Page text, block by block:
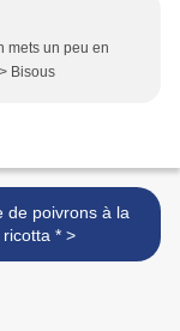
mets un peu en
Bisous
de poivrons à la
ricotta * >